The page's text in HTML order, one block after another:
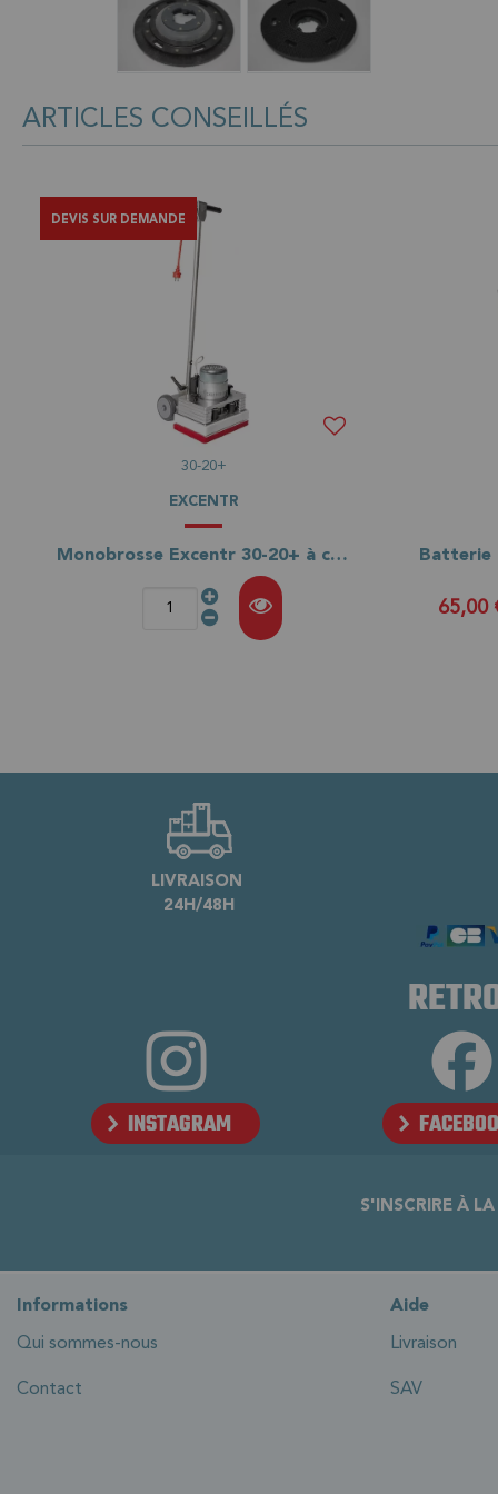
ARTICLES CONSEILLÉS
DEVIS SUR DEMANDE
30-20+
EXCENTR
Monobrosse Excentr 30-20+ à câble
65,00
LIVRAISON
24H/48H
INSTAGRAM
S'INSCRIRE À
Informations
Qui sommes-nous
Contact
Aide
Livraison
SAV